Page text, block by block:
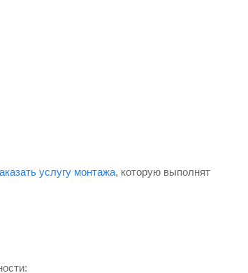
услугу монтажа, которую выполнят